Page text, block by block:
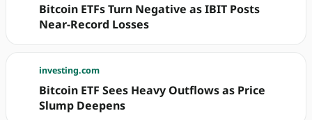
Bitcoin ETFs Turn Negative as IBIT Posts
Near-Record Losses
investing.com
Bitcoin ETF Sees Heavy Outflows as Price
Slump Deepens